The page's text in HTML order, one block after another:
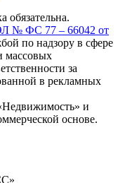
обязательна.
№ ФС 77 – 66042 от
по надзору в сфере
массовых
за
в рекламных
и
основе.